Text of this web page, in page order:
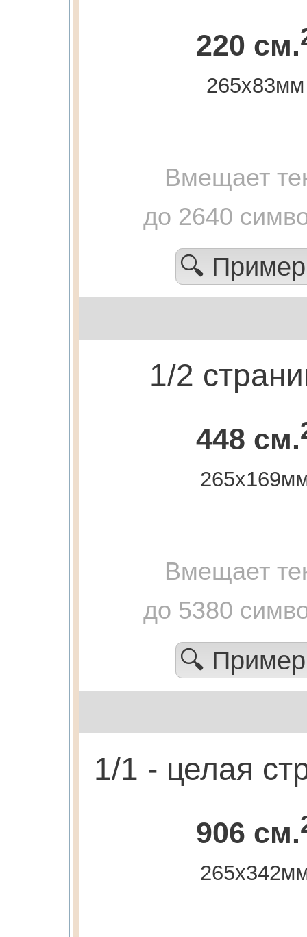
220 см.
265х83мм
Вмещает
до 2640
🔍
1/2
448 см.
Вмещает
до 5380
🔍
1/1 - целая
906 см.